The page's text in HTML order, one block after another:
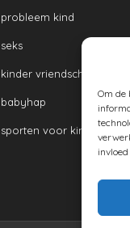
Om de
probleem kind
seks
kinder vriendschap
babyhap
sporten voor kinderen